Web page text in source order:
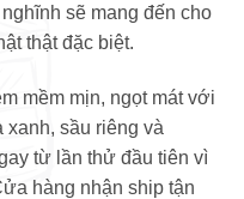
sẽ mang đến cho
thật đặc biệt.
mềm mịn, ngọt mát với
xanh, sầu riêng và
từ lần thử đầu tiên vì
hàng nhận ship tận